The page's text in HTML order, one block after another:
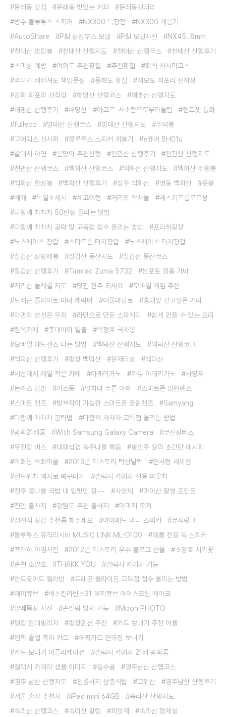
문래동 맛집
문래동 맛있는 커피
문래동갤러리
방수 블루투스 스피커
NX300 특장점
NX300 개봉기
AutoShare
P&I 삼성부스 모델 P&I 모델사진
NX45..8mm
천태산 망탑봉
천태산 산행지도 천태산 산행코스
천태산 산행후기
스미싱 예방
여의도 추천횟집 추천횟집
회식 사시미코스
먹다가 배터져도 책임못짐
동해도 횟집
석모도 석포리 선착장
강화 외포리 선착장
해명산 산행코스
해명산 산행지도
해명산 산행후기
해명산 아코르-사소함으로부터울림
핸드셋 통화
fulleco
방태산 산행코스 방태산 산행지도
주억봉
고어텍스 신사화
블루투스 스피커 개봉기
e퓨어 BH01u
갈매시 햐연
봄맞이 추천산행 천관산 산행후기
천관산 산행지도
천관산 산행코스
백화산 산행코스 백화산 산행지도
백화산 주행봉
백화산 한성봉
백화산 산행후기 상주 백화산 영동 백화산
못봉
빼재
독일소세시 체고여행 거리의 악사들
체스키프롬로프성
다함께 차차차 50만점 올리는 방법
다함께 차차차 공략 및 고득점 점수 올리는 방법
프라하광장
노스페이스 장갑
스마트폰 터치장갑
노스페이스 터치장갑
칠갑산 삼형제봉
칠갑산 등산지도
칠갑산 등산코스
칠갑산 산행후기
Tamrac Zuma 5732
썬포토 정품 가바
지리산 둘레길 지도
멋진 한주 되세요
모바일 게임 추천
드래곤 플라이트 마녀 캐릭터
어울마당로
홍대앞 걷고싶은 거리
라면의 변신은 무죄
라면으로 만든 스파게티
쉽게 만들 수 있는 요리
한옥카페
촛대바위 일출
옥정호 국사봉
모바일 애드센스 다는 방법
백덕산 산행지도
백덕산 산행코그
백덕산 산행후기
평창 백덕산 문재터널
백더산
세상에서 제일 작은 카페
아케리카노 카누 아메리카노
사양재
돈까스 덥밥
까스동 앞치마 두른 아빠
스마트폰 망원렌즈
스마트 렌즈
탈부착이 가능한 스마트폰 망원렌즈
Samyang
다함께 차차차 공략법
다함께 차차차 고득점 올리는 방법
광학21배줌
With Samsung Galaxy Camera
무진장버스
무진장 버스
대패삼겹 숙주나물 뽁음
술안주 요리 초간단 레시피
이화동 벽화마을
2013년 티스토리 탁상달력
연사형 새끼용
샌드위치 액자로 벽꾸미기
갤럭시 카메라 전용 파우치
전주 콩나물 국밥 내 입맛엔 꽝~~
사양제
마이산 촬영 포인트
진안 출사지
강원도 추천 출사지
이미지 로거
정전식 장갑 추천좀 해주세요
아이패드 미니 스피커
뮤직링크
블루투스 뮤직리시버 MUSIC LINK ML-D100
애플 전용 독 스피커
프라하 야경사진
2012년 티스토리 우수 블로그 선물
소양호 서리꽃
춘천 소양호
THAKK YOU
갤럭시 카메라 기능
안드로이드 젤라빈
드래곤 플라이트 고득점 점수 올리는 방법
해피큐브
베스킨라빈스31 해피큐브 아이스크림 케이크
양떼목장 사진
손떨림 방지 기능
Moon PHOTO
평창 현대빌리지
평창펜션 추천
카드 보내기 추천 어플
입학 졸업 축하 카드
해핔카드 연하장 보내기
카드 보내기 어플리케이션
갤럭시 카메라 21배 광학줌
갤럭시 카메라 샘플 이미지
틈수골
경주남산 산행코스
경주 남산 산행지도
천룡사지 삼층석탑 고위산
경주남산 산행후기
서울 출사 추천지
iPad mini 64GB
속리산 산행지도
속리산 산행코스
속리산 갈령 피앗재
속리산 형제봉